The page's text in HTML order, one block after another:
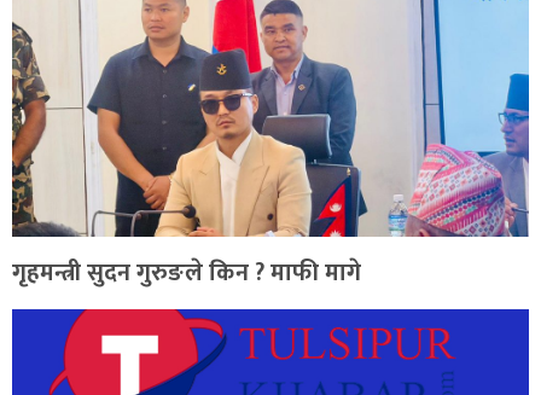
गृहमन्त्री सुदन गुरुङले किन ? माफी मागे